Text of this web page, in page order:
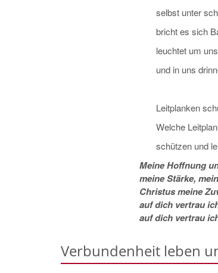
selbst unter
bricht es sich
leuchtet um
und in uns
Leitplanken
Welche
schützen und
Meine Hoffnung
meine Stärke,
Christus meine
auf dich vertrau
auf dich vertrau
Verbundenheit leben